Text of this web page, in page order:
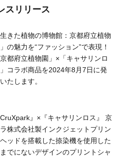
スリリース
生きた植物の博物館：京都府立植物
の魅力を“ファッション”で表現！
京都府立植物園」×「キャサリンロ
コラボ商品を2024年8月7日に発
たします。
CruXpark』×『キャサリンロス』 京
株式会社製インクジェットプリン
ヘッドを搭載した捺染機を使用した
でにないデザインのプリントシャ